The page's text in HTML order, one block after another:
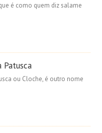
é como quem diz salame
Patusca
ou Cloche, é outro nome